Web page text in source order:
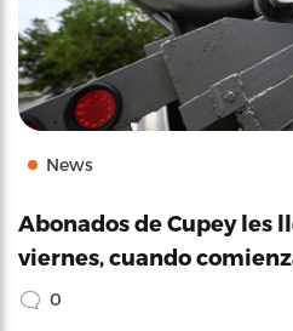
News
Abonados de Cupey les
viernes, cuando
0